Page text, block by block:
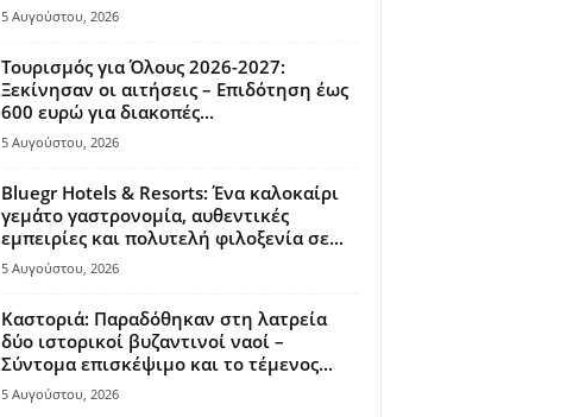
5 Αυγούστου, 2026
Τουρισμός για Όλους 2026-2027:
Ξεκίνησαν οι αιτήσεις – Επιδότηση έως
600 ευρώ για διακοπές...
5 Αυγούστου, 2026
Bluegr Hotels & Resorts: Ένα καλοκαίρι
γεμάτο γαστρονομία, αυθεντικές
εμπειρίες και πολυτελή φιλοξενία σε...
5 Αυγούστου, 2026
Καστοριά: Παραδόθηκαν στη λατρεία
δύο ιστορικοί βυζαντινοί ναοί –
Σύντομα επισκέψιμο και το τέμενος...
5 Αυγούστου, 2026